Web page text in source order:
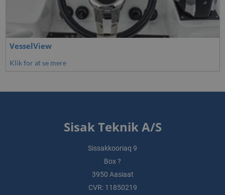
VesselView
Klik for at se mere
Sisak Teknik A/S
Sissakkooriaq 9
Box ?
3950 Aasiaat
CVR: 11850219